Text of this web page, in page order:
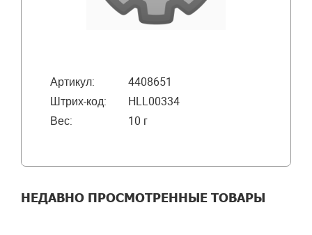
Артикул:
4408651
Штрих-код:
HLL00334
Вес:
10 г
НЕДАВНО ПРОСМОТРЕННЫЕ ТОВАРЫ